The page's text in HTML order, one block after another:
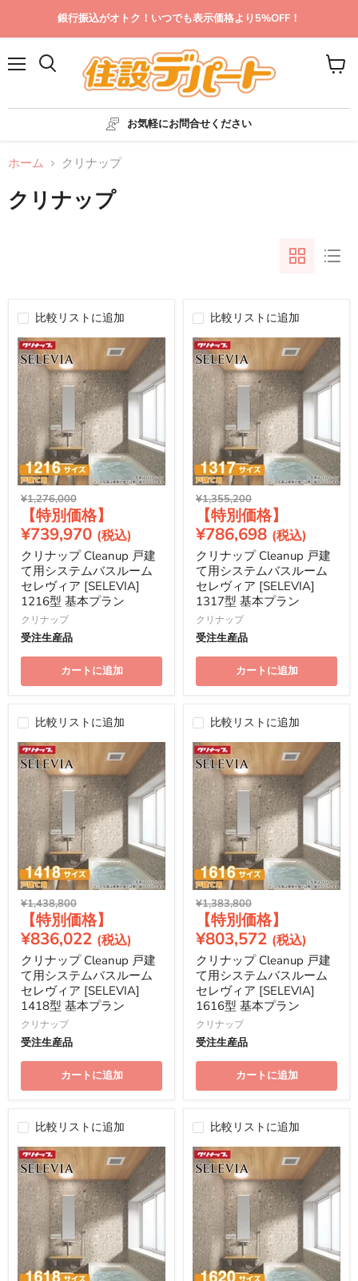
銀行振込がオトク！いつでも表示価格より5%OFF！
お気軽にお問合せください
カ
ト
ホーム クリナップ
クリナップ
比較リストに追加
元
価
格
¥1,276,000
在
の
価
格
¥739,970
クリナップ Cleanup 戸建
て用システムバスルーム
セレヴィア [SELEVIA]
1216型 基本プラン
クリナップ
受注生産品
カートに追加
比較リストに追加
元
価
格
¥1,355,200
在
の
価
格
¥786,698
クリナップ Cleanup 戸建
て用システムバスルーム
セレヴィア [SELEVIA]
1317型 基本プラン
クリナップ
受注生産品
カートに追加
比較リストに追加
元
価
格
¥1,438,800
在
の
価
格
¥836,022
クリナップ Cleanup 戸建
て用システムバスルーム
セレヴィア [SELEVIA]
1418型 基本プラン
クリナップ
受注生産品
カートに追加
比較リストに追加
元
価
格
¥1,383,800
在
の
価
格
¥803,572
クリナップ Cleanup 戸建
て用システムバスルーム
セレヴィア [SELEVIA]
1616型 基本プラン
クリナップ
受注生産品
カートに追加
比較リストに追加 比較リストに追加